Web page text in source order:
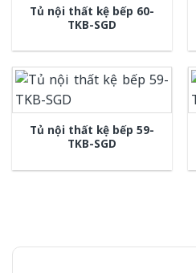
Tủ nội thất kệ bếp 60-
TKB-SGD
Tủ nội thất kệ bếp 59-
TKB-SGD